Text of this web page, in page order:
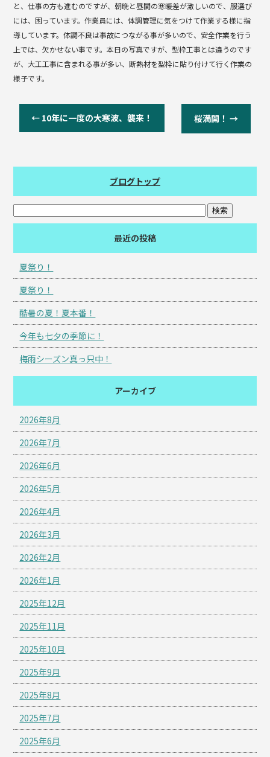
と、仕事の方も進むのですが、朝晩と昼間の寒暖差が激しいので、服選び
には、困っています。作業員には、体調管理に気をつけて作業する様に指
導しています。体調不良は事故につながる事が多いので、安全作業を行う
上では、欠かせない事です。本日の写真ですが、型枠工事とは違うのです
が、大工工事に含まれる事が多い、断熱材を型枠に貼り付けて行く作業の
様子です。
← 10年に一度の大寒波、襲来！ 桜満開！ →
ブログトップ
最近の投稿
夏祭り！
夏祭り！
酷暑の夏！夏本番！
今年も七夕の季節に！
梅雨シーズン真っ只中！
アーカイブ
2026年8月
2026年7月
2026年6月
2026年5月
2026年4月
2026年3月
2026年2月
2026年1月
2025年12月
2025年11月
2025年10月
2025年9月
2025年8月
2025年7月
2025年6月